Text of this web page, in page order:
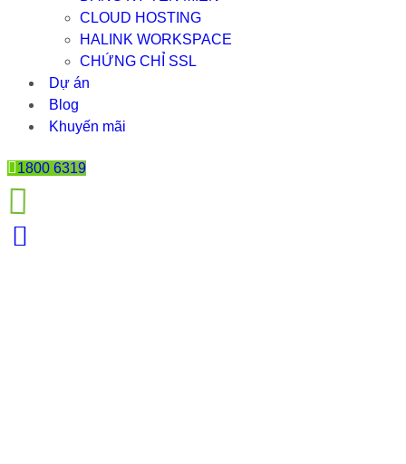
CLOUD HOSTING
HALINK WORKSPACE
CHỨNG CHỈ SSL
Dự án
Blog
Khuyến mãi
1800 6319